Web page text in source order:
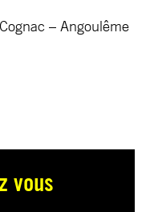
– Angoulême
vous